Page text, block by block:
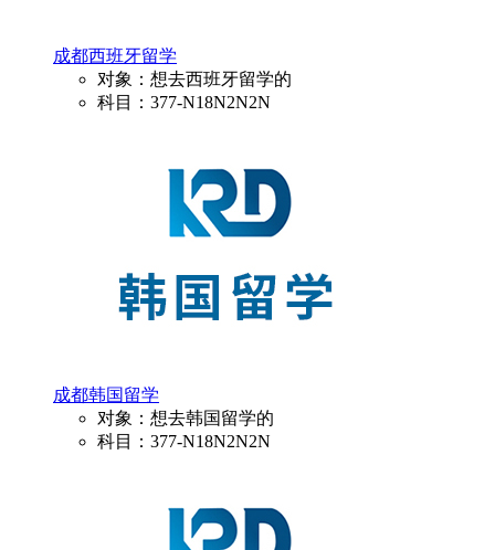
成都西班牙留学
对象：想去西班牙留学的
科目：377-N18N2N2N
成都韩国留学
对象：想去韩国留学的
科目：377-N18N2N2N